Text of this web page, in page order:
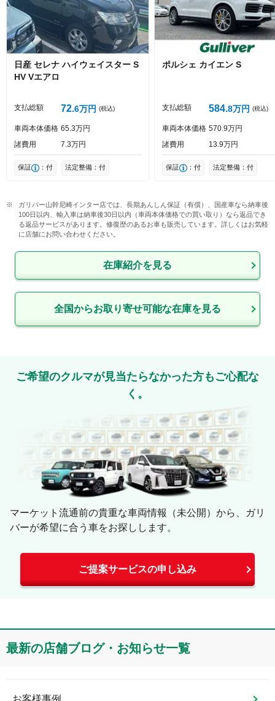
日産 セレナ ハイウェイスター S
HV Vエアロ
支払総額 72 6万円 (税込)
車両本体価格 65 3万円
諸費用
7 3万円
保証 ：付 法定整備：付
ポルシェ カイエン S
支払総額 584 8万円 (税込)
車両本体価格 570 9万円
諸費用
13 9万円
保証 ：付 法定整備：付
ガリバー山幹尼崎インター店では、長期あんしん保証（有償）、国産車なら納車後
100日以内、輸入車は納車後30日以内（車両本体価格での買い取り）なら返品でき
る返品サービスがあります。修復歴のあるお車も販売しています。詳しくはお気軽
に店舗にお問い合わせください。
在庫紹介を見る
全国からお取り寄せ可能な在庫を見る
ご希望のクルマが見当たらなかった方もご心配な
く。
マーケット流通前の貴重な車両情報（未公開）から、ガリ
バーが希望に合う車をお探しします。
ご提案サービスの申し込み
最新の店舗ブログ・お知らせ一覧
お客様事例